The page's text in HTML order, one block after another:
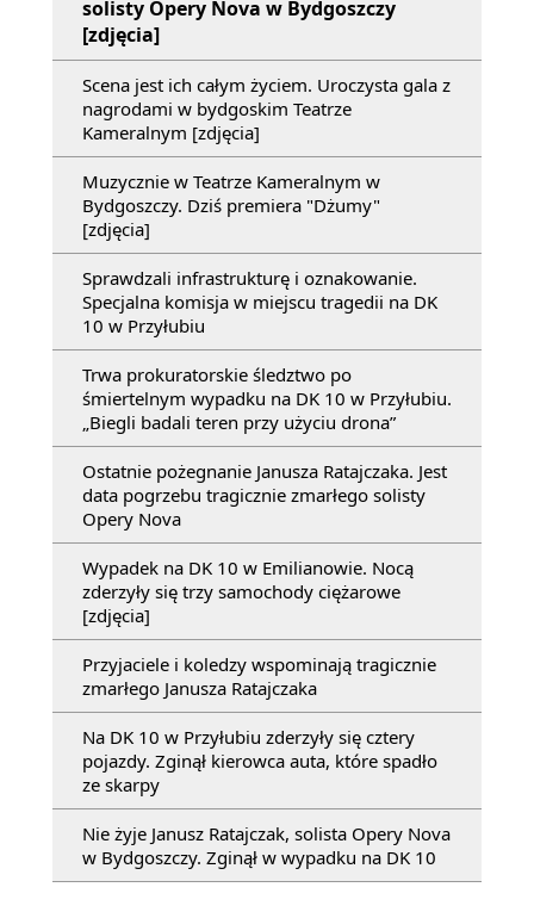
solisty Opery Nova w Bydgoszczy
[zdjęcia]
Scena jest ich całym życiem. Uroczysta gala z
nagrodami w bydgoskim Teatrze
Kameralnym [zdjęcia]
Muzycznie w Teatrze Kameralnym w
Bydgoszczy. Dziś premiera "Dżumy"
[zdjęcia]
Sprawdzali infrastrukturę i oznakowanie.
Specjalna komisja w miejscu tragedii na DK
10 w Przyłubiu
Trwa prokuratorskie śledztwo po
śmiertelnym wypadku na DK 10 w Przyłubiu.
„Biegli badali teren przy użyciu drona”
Ostatnie pożegnanie Janusza Ratajczaka. Jest
data pogrzebu tragicznie zmarłego solisty
Opery Nova
Wypadek na DK 10 w Emilianowie. Nocą
zderzyły się trzy samochody ciężarowe
[zdjęcia]
Przyjaciele i koledzy wspominają tragicznie
zmarłego Janusza Ratajczaka
Na DK 10 w Przyłubiu zderzyły się cztery
pojazdy. Zginął kierowca auta, które spadło
ze skarpy
Nie żyje Janusz Ratajczak, solista Opery Nova
w Bydgoszczy. Zginął w wypadku na DK 10